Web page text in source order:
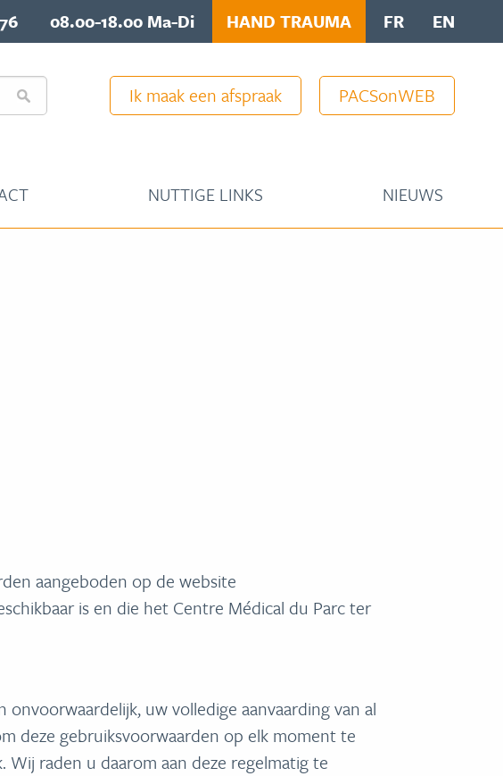
08.00-18.00 Ma-Di HAND TRAUMA FR EN
Ik maak een afspraak PACSonWEB
NUTTIGE LINKS NIEUWS
aangeboden op de website
is en die het Centre Médical du Parc ter
uw volledige aanvaarding van al
deze gebruiksvoorwaarden op elk moment te
raden u daarom aan deze regelmatig te